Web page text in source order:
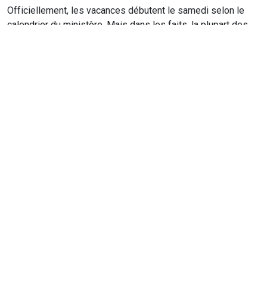
Officiellement, les vacances débutent le samedi selon le
calendrier du ministère. Mais dans les faits, la plupart des